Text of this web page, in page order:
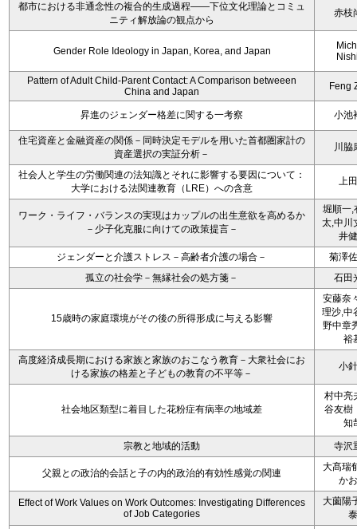
都市における非通念性の複合的生成過程――下位文化理論とコミュ
ニティ解放論の観点から
赤枝
Gender Role Ideology in Japan, Korea, and Japan
Pattern of Adult Child-Parent Contact: A Comparison betweeen
China and Japan
Feng
昇進のジェンダー格差に関する一考察 小池
住宅資産と金融資産の関係－同時決定モデルを用いた首都圏家計の
資産選択の実証分析－
川脇
社会人と学生の労働関連の法知識とそれに影響する要因について：
大学における法関連教育（LRE）への含意
上
ワーク・ライフ・バランスの実現はカップルの出生意欲を高めるか
－少子化克服に向けての政策提言－
堀順一,
太,中川
井
ジェンダーと介護ストレス－高齢者介護の場合－
菊澤
孤立の社会学－無縁社会の処方箋－
石田
15歳時の家庭環境がその後の所得形成に与える影響
安藤奈
理沙,中
野中章
裕
高度経済成長期における家族と家族のおこなう教育－大衆社会にお
ける家族の格差と子どもの教育の不平等－
小
社会地区類型に着目した花粉症有病率の地域差
村中亮
谷友樹
知
宗教と地域的活動 寺沢
父親との政治的会話と子の内的政治的有効性感覚の関連
大髙瑞
か
Effect of Work Values on Work Outcomes: Investigating Differences
of Job Categories
大薗陽
泰